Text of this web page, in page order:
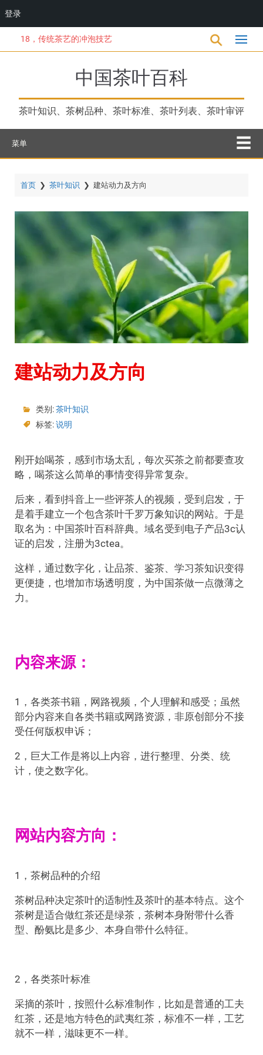
到
18，传统茶艺的冲泡技艺
中国茶叶百科
茶叶知识、茶树品种、茶叶标准、茶叶列表、茶叶审评
菜单
首页 ❯ 茶叶知识 ❯ 建站动力及方向
建站动力及方向
类别:茶叶知识
标签:说明
刚开始喝茶，感到市场太乱，每次买茶之前都要查攻
略，喝茶这么简单的事情变得异常复杂。
后来，看到抖音上一些评茶人的视频，受到启发，于
是着手建立一个包含茶叶千罗万象知识的网站。于是
取名为：中国茶叶百科辞典。域名受到电子产品3c认
证的启发，注册为3ctea。
这样，通过数字化，让品茶、鉴茶、学习茶知识变得
更便捷，也增加市场透明度，为中国茶做一点微薄之
力。
内容来源：
1，各类茶书籍，网路视频，个人理解和感受；虽然
部分内容来自各类书籍或网路资源，非原创部分不接
受任何版权申诉；
2，巨大工作是将以上内容，进行整理、分类、统
计，使之数字化。
网站内容方向：
1，茶树品种的介绍
茶树品种决定茶叶的适制性及茶叶的基本特点。这个
茶树是适合做红茶还是绿茶，茶树本身附带什么香
型、酚氨比是多少、本身自带什么特征。
2，各类茶叶标准
采摘的茶叶，按照什么标准制作，比如是普通的工夫
红茶，还是地方特色的武夷红茶，标准不一样，工艺
就不一样，滋味更不一样。
登录